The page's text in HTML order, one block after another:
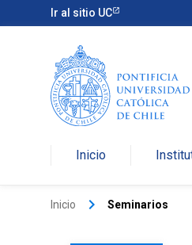
Ir al sitio UC
Inicio
Inicio keyboard_arrow_right Seminarios